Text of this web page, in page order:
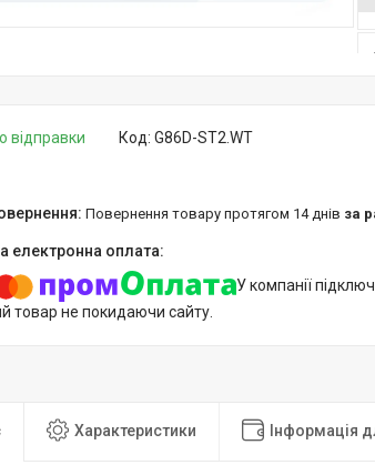
відправки Код: G86D-ST2.WT
повернення товару протягом 14 днів за
У компанії
товар не покидаючи сайту.
Характеристики Інформація